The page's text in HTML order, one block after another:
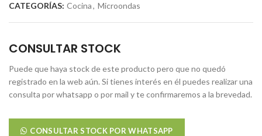
CATEGORÍAS: Cocina, Microondas
CONSULTAR STOCK
Puede que haya stock de este producto pero que no quedó
registrado en la web aún. Si tienes interés en él puedes realizar una
consulta por whatsapp o por mail y te confirmaremos a la brevedad.
CONSULTAR STOCK POR WHATSAPP